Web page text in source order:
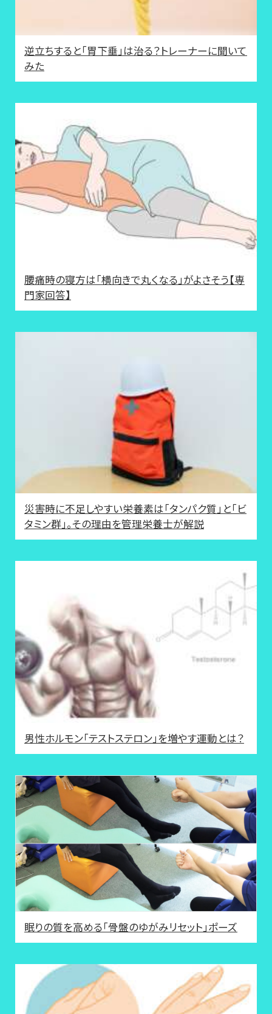
逆立ちすると「胃下垂」は治る？トレーナーに聞いて
みた
腰痛時の寝方は「横向きで丸くなる」がよさそう【専
門家回答】
災害時に不足しやすい栄養素は「タンパク質」と「ビ
タミン群」。その理由を管理栄養士が解説
男性ホルモン「テストステロン」を増やす運動とは？
眠りの質を高める「骨盤のゆがみリセット」ポーズ